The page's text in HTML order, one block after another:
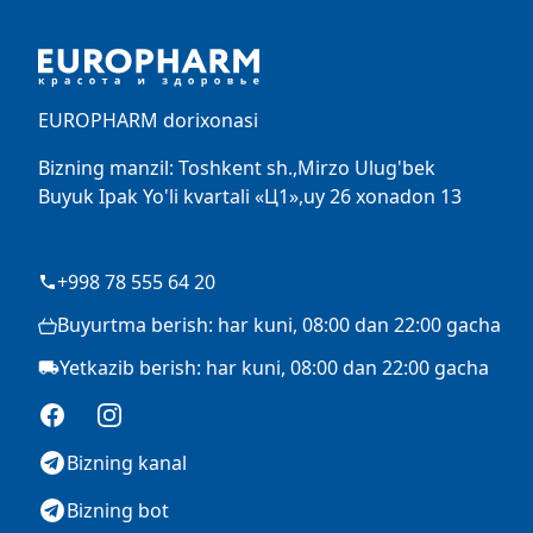
EUROPHARM dorixonasi
Bizning manzil: Toshkent sh.,Mirzo Ulug'bek
Buyuk Ipak Yo'li kvartali «Ц1»,uy 26 xonadon 13
+998 78 555 64 20
Buyurtma berish: har kuni, 08:00 dan 22:00 gacha
Yetkazib berish: har kuni, 08:00 dan 22:00 gacha
FacebookInstagram
Bizning kanal
Bizning bot